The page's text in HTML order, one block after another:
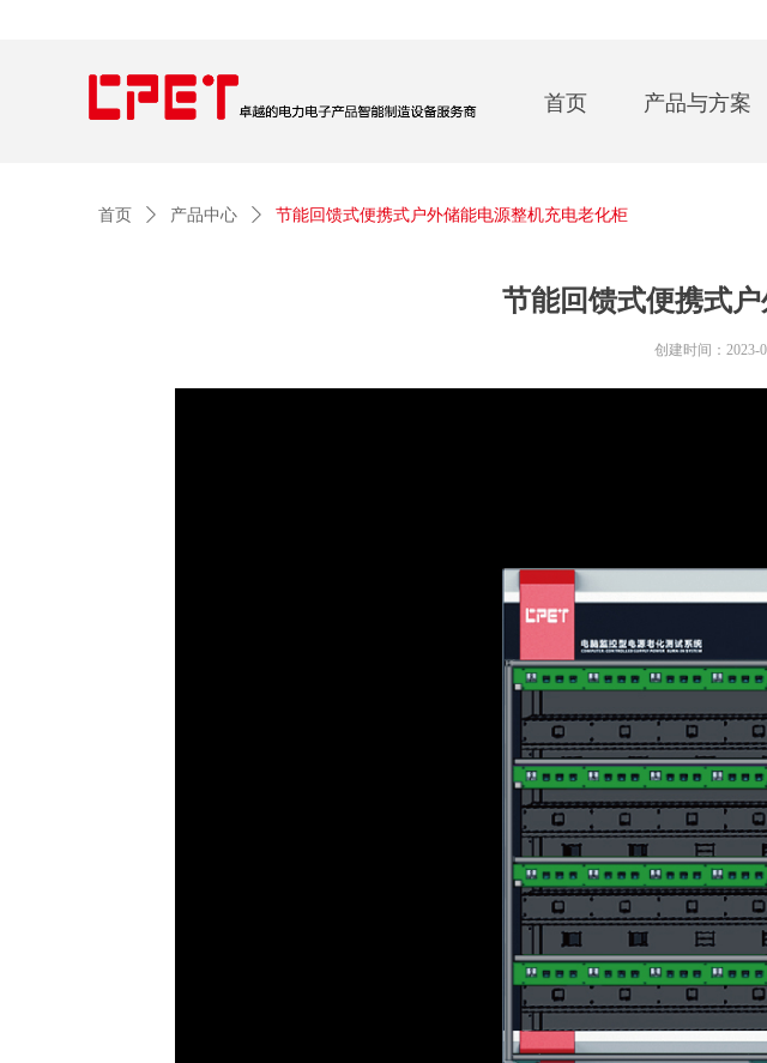
首页 产品与方案
节能回馈式便携式
首页 ꄲ 产品中心 ꄲ 节能回馈式便携式户外储能电源整机充电老化柜
创建时间： 2023-